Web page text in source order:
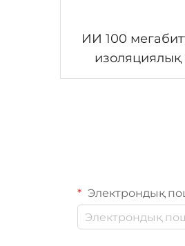
ИИ 100
изоляциялық
Электрондық